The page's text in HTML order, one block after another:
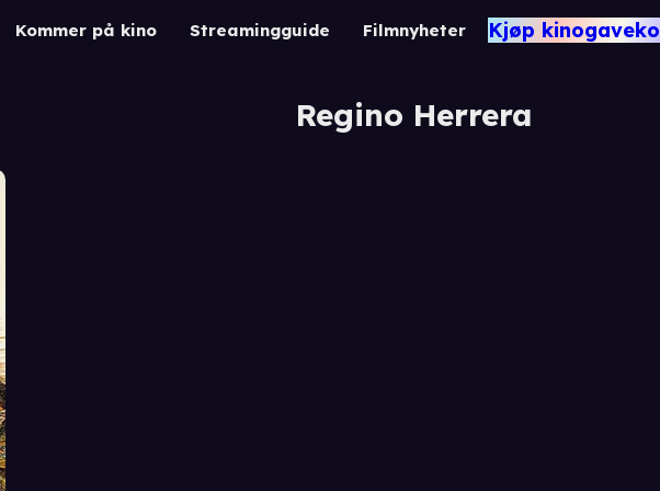
Kommer på kino Streamingguide Filmnyheter Kjøp
Regino Herrera